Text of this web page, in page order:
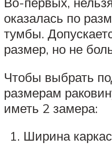
оказалась по
тумбы.
размер, но не
Чтобы выбрать
размерам
иметь 2 замера:
Ширина